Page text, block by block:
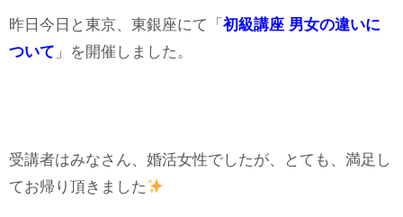
昨日今日と東京、東銀座にて「 初級講座 男女の違いに
ついて 」を開催しました。
受講者はみなさん、婚活女性でしたが、とても、満足し
てお帰り頂きました